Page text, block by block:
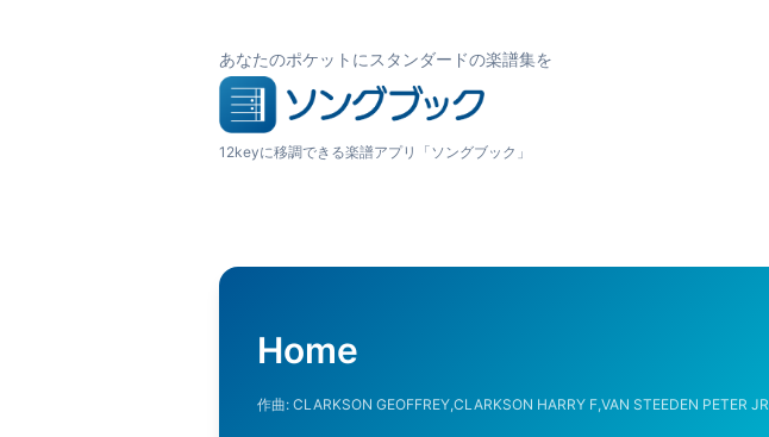
あなたのポケットにスタンダードの楽譜集を
12keyに移調できる楽譜アプリ「ソングブック」
Home
作曲: CLARKSON GEOFFREY,CLARKSON HARRY F,VAN STEEDEN PETER JR